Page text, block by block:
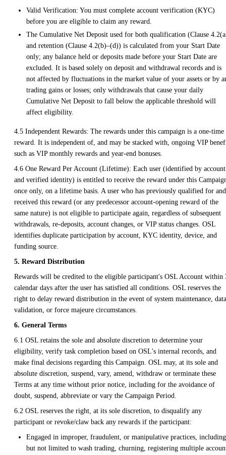
Valid Verification: You must complete account verification (KYC)
before you are eligible to claim any reward.
The Cumulative Net Deposit used for both qualification (Clause
and retention (Clause 4.2(b)–(d)) is calculated from your Start Date
only; any balance held or deposits made before your Start Date are
excluded. It is based solely on deposit and withdrawal records and is
not affected by fluctuations in the market value of your assets or by
trading gains or losses; only withdrawals that cause your daily
Cumulative Net Deposit to fall below the applicable threshold will
affect eligibility.
4.5 Independent Rewards: The rewards under this campaign is a one-time
reward. It is independent of, and may be stacked with, ongoing VIP
such as VIP monthly rewards and year-end bonuses.
4.6 One Reward Per Account (Lifetime): Each user (identified by account
and verified identity) is entitled to receive the reward under this
once only, on a lifetime basis. A user who has previously qualified for and
received this reward (or any predecessor account-opening reward of the
same nature) is not eligible to participate again, regardless of subsequent
withdrawals, re-deposits, account changes, or VIP status changes. OSL
identifies duplicate participation by account, KYC identity, device, and
funding source.
5. Reward Distribution
Rewards will be credited to the eligible participant's OSL Account within
calendar days after the user has satisfied all conditions. OSL reserves the
right to delay reward distribution in the event of system maintenance, data
validation, or force majeure circumstances.
6. General Terms
6.1 OSL retains the sole and absolute discretion to determine your
eligibility, verify task completion based on OSL's internal records, and
make final decisions regarding this Campaign. OSL may, at its sole and
absolute discretion, suspend, vary, amend, withdraw or terminate these
Terms at any time without prior notice, including for the avoidance of
doubt, suspend, abbreviate or vary the Campaign Period.
6.2 OSL reserves the right, at its sole discretion, to disqualify any
participant or revoke/claw back any rewards if the participant:
Engaged in improper, fraudulent, or manipulative practices, including
but not limited to wash trading, churning, registering multiple